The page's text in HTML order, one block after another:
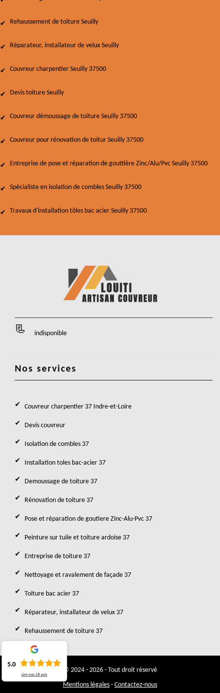
Rehaussement de toiture Seuilly
Réparateur, installateur de velux Seuilly
Couvreur charpentier Seuilly 37500
Devis toiture Seuilly
Couvreur démoussage de toiture Seuilly 37500
Couvreur pour rénovation de toitur Seuilly 37500
Entreprise de pose et réparation de gouttière Zinc/Alu/Pvc Seuilly 37500
Spécialiste en isolation de combles Seuilly 37500
Travaux d'installation tôles bac acier Seuilly 37500
indisponible
Nos services
Couvreur charpentier 37 Indre-et-Loire
Devis couvreur
Isolation de combles 37
Installation toles bac-acier 37
Demoussage de toiture 37
Rénovation de toiture 37
Pose et réparation de goutiere Zinc-Alu-Pvc 37
Peinture sur tuile et toiture ardoise 37
Entreprise de toiture 37
Nettoyage et ravalement de façade 37
Toiture bac acier 37
Réparateur, installateur de velux 37
Rehaussement de toiture 37
© 2024 - 2026 - Tout droit réservé
Mentions légales - Contactez-nous
5.0
Lire nos28 avis